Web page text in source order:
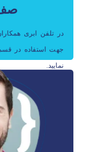
در تلفن ابری
جهت استفاده در
نمایید.